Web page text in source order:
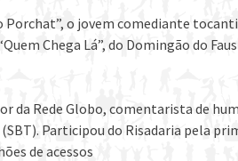
o jovem comediante
Chega Lá”, do Domingão do
da Rede Globo, comentarista de
Participou do Risadaria pela
de acessos